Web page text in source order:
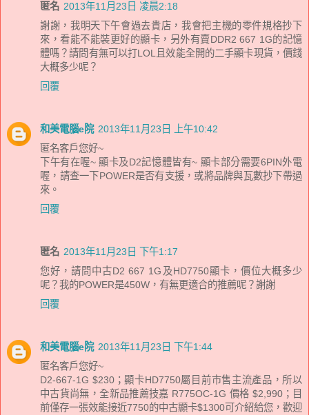
匿名 2013年11月23日 凌晨2:18
謝謝，我明天下午會過去貴店，我會把主機的零件規格抄下
來，看能不能裝更好的顯卡，另外有賣DDR2 667 1G的記憶
體嗎？請問有無可以打LOL且效能全開的二手顯卡現貨，價錢
大概多少呢？
回覆
和美電腦e院 2013年11月23日 上午10:42
匿名客戶您好~
下午有在喔~ 顯卡及D2記憶體皆有~ 顯卡部分需要6PIN外電
喔，請查一下POWER是否有支援，或將品牌與瓦數抄下帶過
來。
回覆
匿名 2013年11月23日 下午1:17
您好，請問中古D2 667 1G及HD7750顯卡，價位大概多少
呢？我的POWER是450W，有無更適合的推薦呢？謝謝
回覆
和美電腦e院 2013年11月23日 下午1:44
匿名客戶您好~
D2-667-1G $230；顯卡HD7750屬目前市售主流產品，所以
中古貨尚無，全新品推薦技嘉 R775OC-1G 價格 $2,990；目
前僅存一張效能接近7750的中古顯卡$1300可介紹給您，歡迎